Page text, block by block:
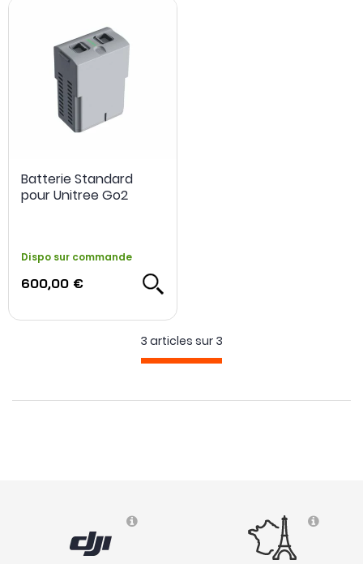
Batterie Standard
pour Unitree Go2
Dispo sur commande
600,00 €
3 articles sur 3